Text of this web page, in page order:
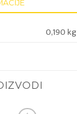
0,190 kg